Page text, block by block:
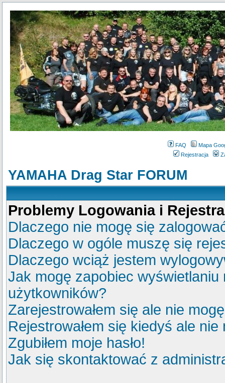
FAQ
Mapa
Rejestracja
YAMAHA Drag Star FORUM
Problemy Logowania i
Dlaczego nie mogę się
Dlaczego w ogóle muszę się
Dlaczego wciąż jestem
Jak mogę zapobiec
użytkowników?
Zarejestrowałem się ale nie
Rejestrowałem się kiedyś ale
Zgubiłem moje hasło!
Jak się skontaktować z